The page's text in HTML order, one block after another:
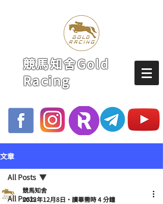
競馬知舍Gold
Racing
文章
All Posts
All Posts
競馬知舍
2022年12月8日
讀畢需時 4 分鐘